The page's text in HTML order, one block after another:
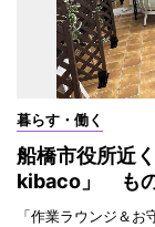
暮らす・働く
船橋市役所近
kibaco」 も
「作業ラウンジ＆